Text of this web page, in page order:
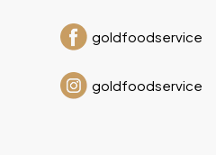
goldfoodservice
goldfoodservice